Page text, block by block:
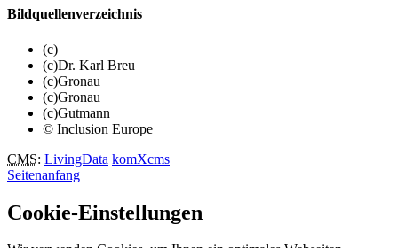
Bildquellenverzeichnis
(c)
(c)Dr. Karl Breu
(c)Gronau
(c)Gronau
(c)Gutmann
© Inclusion Europe
CMS: LivingData komXcms
Seitenanfang
Cookie-Einstellungen